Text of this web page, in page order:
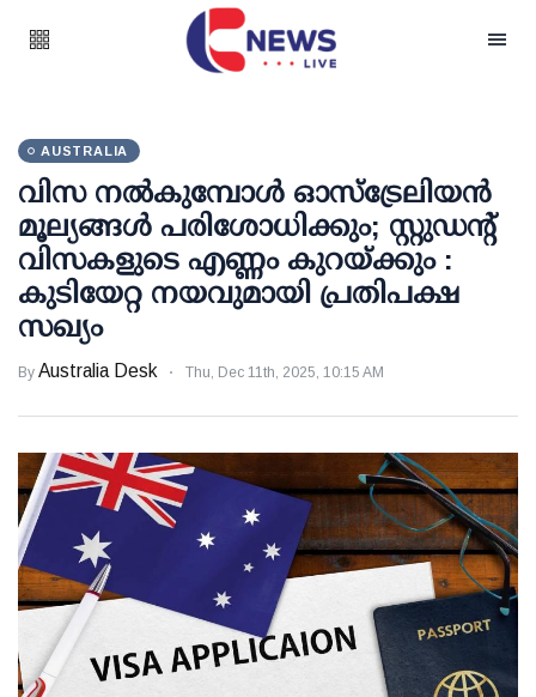
AUSTRALIA
വിസ നൽകുമ്പോൾ ഓസ്ട്രേലിയൻ
മൂല്യങ്ങൾ പരിശോധിക്കും; സ്റ്റുഡന്റ്
വിസകളുടെ എണ്ണം കുറയ്ക്കും :
കുടിയേറ്റ നയവുമായി പ്രതിപക്ഷ
സഖ്യം
By Australia Desk Thu, Dec 11th, 2025, 10:15 AM